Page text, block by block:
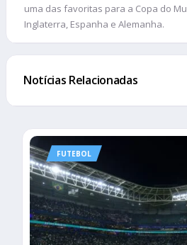
uma das favoritas para a Copa do
Inglaterra, Espanha e Alemanha.
Notícias Relacionadas
FUTEBOL